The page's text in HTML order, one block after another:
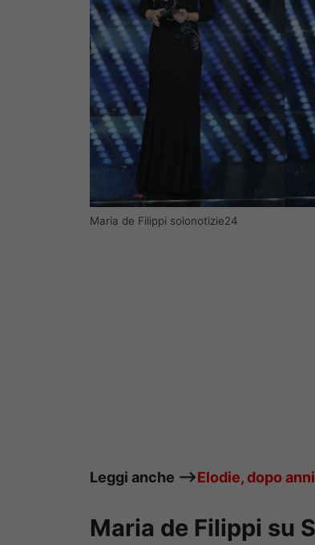
Maria de Filippi solonotizie24
Leggi anche —->Elodie, dopo
Maria de Filippi su